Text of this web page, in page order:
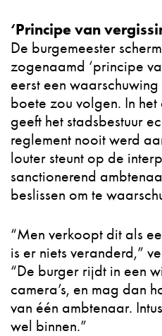
‘Principe van
De burgemeester
zogenaamd ‘principe
eerst een
boete zou volgen. In
geeft het stadsbestuur
reglement nooit werd
louter steunt op de
sanctionerend
beslissen om te
“Men verkoopt dit als
is er niets veranderd,”
“De burger rijdt in een
camera’s, en mag dan
van één ambtenaar.
wel binnen.”​